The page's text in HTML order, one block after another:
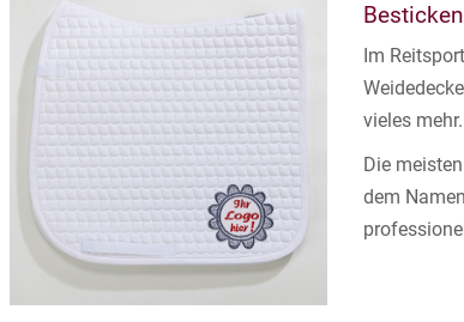
Im
vieles mehr.
Die
dem